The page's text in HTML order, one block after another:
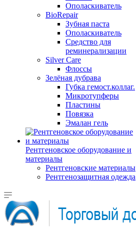
Ополаскиватель
BioRepair
Зубная паста
Ополаскиватель
Средство для
реминерализации
Silver Care
Флоссы
Зелёная дубрава
Губка гемост.коллаг.
Микротупферы
Пластины
Повязка
Эмалан гель
Рентгеновское оборудование и
материалы
Рентгеновские материалы
Рентгенозащитная одежда